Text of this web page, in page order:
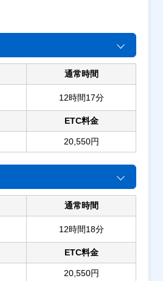
通常時間
12時間17分
ETC料金
20,550円
通常時間
12時間18分
ETC料金
20,550円